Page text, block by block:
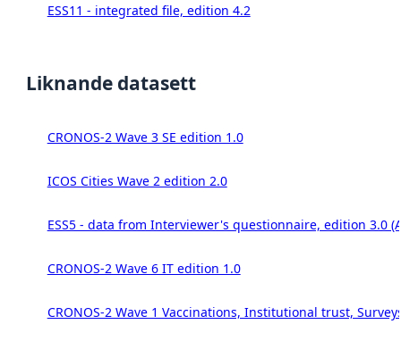
ESS11 - integrated file, edition 4.2
Liknande datasett
CRONOS-2 Wave 3 SE edition 1.0
ICOS Cities Wave 2 edition 2.0
ESS5 - data from Interviewer's questionnaire, edition 3.0
CRONOS-2 Wave 6 IT edition 1.0
CRONOS-2 Wave 1 Vaccinations, Institutional trust,